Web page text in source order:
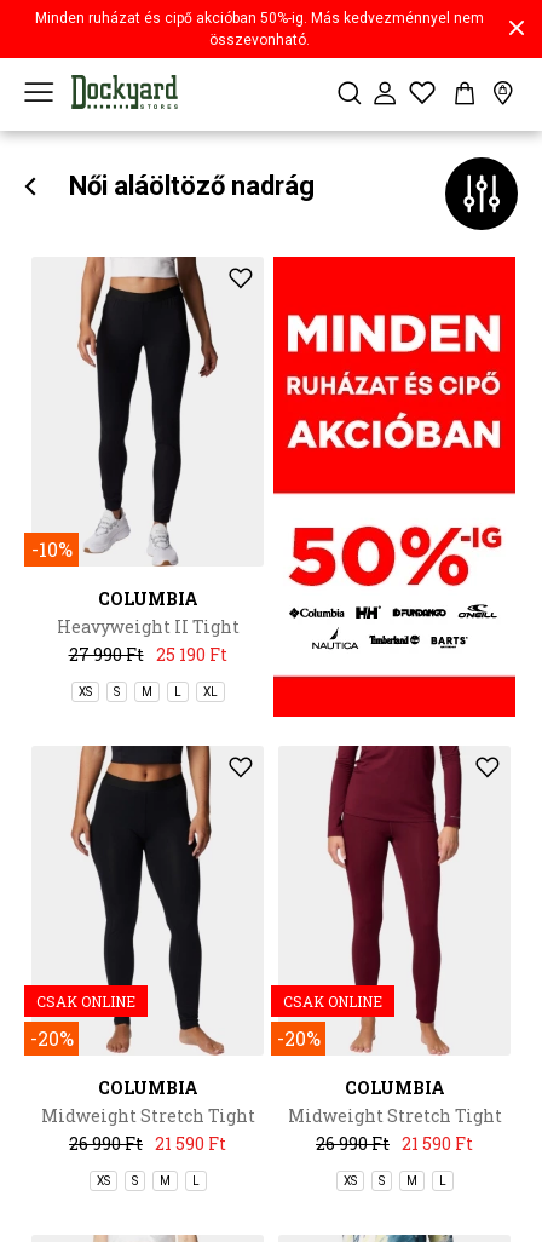
Minden ruházat és cipő akcióban 50%-ig. Más kedvezménnyel nem
összevonható.
Női aláöltöző nadrág
-10%
COLUMBIA
Heavyweight II Tight
27 990 Ft 25 190 Ft
XS S M XL
CSAK ONLINE
-20%
COLUMBIA
Midweight Stretch Tight
26 990 Ft 21 590 Ft
XS S M
CSAK ONLINE
-20%
COLUMBIA
Midweight Stretch Tight
26 990 Ft 21 590 Ft
XS S M